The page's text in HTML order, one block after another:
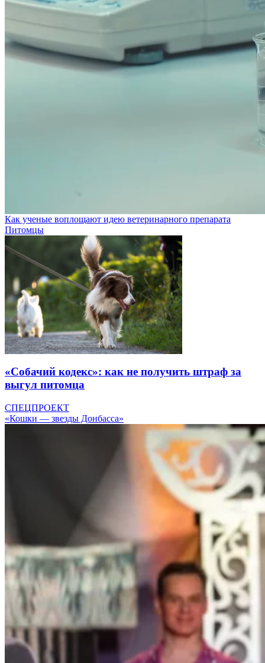
Как ученые воплощают идею ветеринарного препарата
Питомцы
«Собачий кодекс»: как не получить штраф за
выгул питомца
СПЕЦПРОЕКТ
«Кошки — звезды Донбасса»